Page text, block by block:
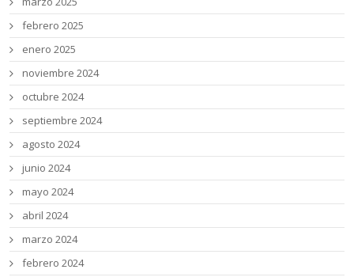
febrero 2025
enero 2025
noviembre 2024
octubre 2024
septiembre 2024
agosto 2024
junio 2024
mayo 2024
abril 2024
marzo 2024
febrero 2024